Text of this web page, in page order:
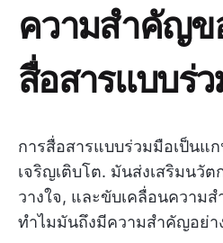
ความสำคัญข
สื่อสารแบบร่
การสื่อสารแบบร่วมมือเป็นแ
เจริญเติบโต. มันส่งเสริมนวัต
วางใจ, และขับเคลื่อนความส
ทำไมมันถึงมีความสำคัญอย่า